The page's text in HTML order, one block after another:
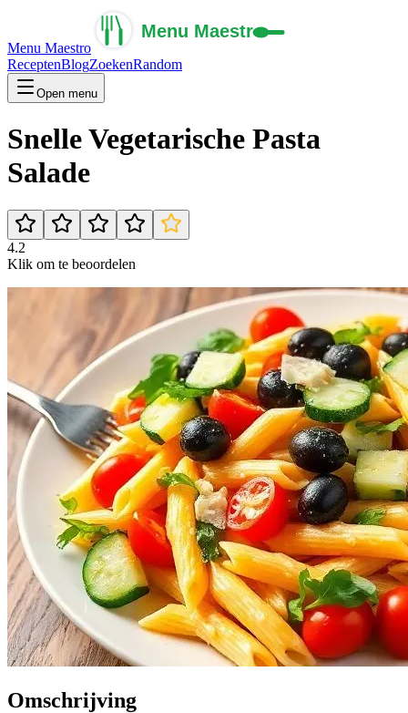
Menu Maestro
ReceptenBlogZoekenRandom
Open menu
Snelle Vegetarische Pasta
Salade
4.2
Klik om te beoordelen
Omschrijving